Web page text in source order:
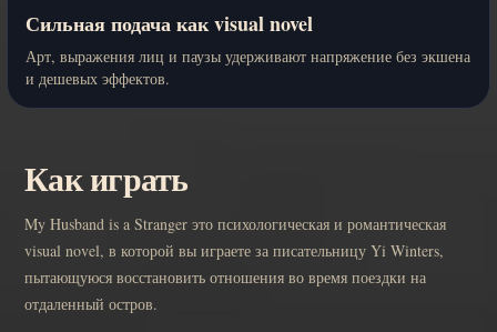
Сильная подача как visual novel
Арт, выражения лиц и паузы удерживают напряжение без экшена
и дешевых эффектов.
Как играть
My Husband is a Stranger это психологическая и романтическая
visual novel, в которой вы играете за писательницу Yi Winters,
пытающуюся восстановить отношения во время поездки на
отдаленный остров.